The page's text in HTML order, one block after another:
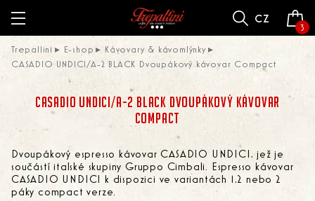
cz
3
Trepallini E-shop
Kávovary & kávomlýnky
CASADIO UNDICI/A-2 BLACK Dvoupákový kávovar Compact
CASADIO UNDICI/A-2 BLACK DVOUPÁKOVÝ KÁVOVAR
COMPACT
Dvoupákový espresso kávovar CASADIO UNDICI, jež je
součástí italské skupiny Gruppo Cimbali. Espresso kávovar
CASADIO UNDICI k dispozici ve variantách 1,2 nebo 2
páky compact verze.